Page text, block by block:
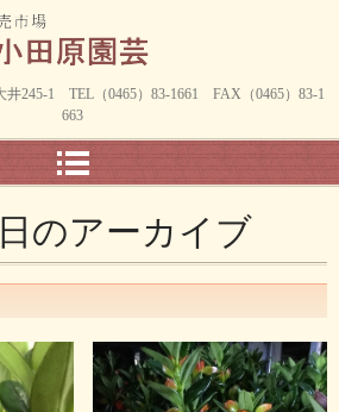
井245-1 TEL（0465）83-1661 FAX（0465）83-1
663
のアーカイブ